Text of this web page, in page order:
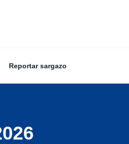
Reportar sargazo